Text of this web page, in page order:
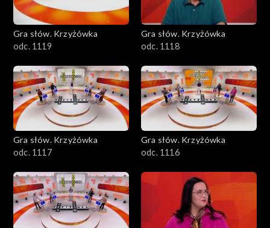
Gra słów. Krzyżówka
odc. 1119
Gra słów. Krzyżówka
odc. 1118
Gra słów. Krzyżówka
odc. 1117
Gra słów. Krzyżówka
odc. 1116